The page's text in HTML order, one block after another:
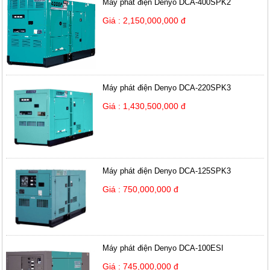
Máy phát điện Denyo DCA-400SPK2
Giá : 2,150,000,000 đ
Máy phát điện Denyo DCA-220SPK3
Giá : 1,430,500,000 đ
Máy phát điện Denyo DCA-125SPK3
Giá : 750,000,000 đ
Máy phát điện Denyo DCA-100ESI
Giá : 745,000,000 đ